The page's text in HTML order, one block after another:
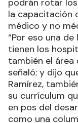
podrán rotar
la capacitación
médico y no
“Por eso una
tienen los
también el área
señaló; y dijo
Ramírez,
su currículum
en pos del
como una